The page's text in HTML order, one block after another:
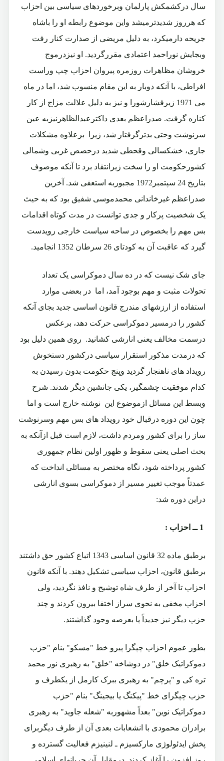
سال درکشمکش پارلمان وبرخوردهای سیاسی بین احزاب
که هرروز شدیدترمیشد واین موضوع رابطه او را باشاه
جریحه دارمیکرد، به دلیل مریضی از صدارت کنار رفت
وبجایش نوراحمد اعتمادی مقررگردید. او نیزدرموج
خروشان مظاهرات روزمره پیروان احزاب چپ وراست
افراطی، با آنکه دوبار به این مقام منسوب شد، اما در ماه
می 1971 زیرفشارشورا و نیز به دلیل علالت مزاج از کار
کناره گرفت. صدراعظم بعدی داکترعبدالظاهرنیزبه عین
سرنوشت وحتی بدترگرفتار شد، زیرا برعلاوه مشکلات
جاری، خشکسالی وقحطی شدید درحصص غربی وشمالی
کشورحکومت او را سخت زیرانتقاد برد تا آنکه موصوف
بتاریخ 24 سپتمبر1972 مجبوربه استعفی شد. آخرین
صدراعظم غیرخاندانی محمدموسی شفیق بود که به حیث
یک شخصیت پرکار و جدی توانست در مدت کوتاه اقدامات
بس مهم را بخصوص در ساحه سیاست خارجی رویدست
گیرد که عاقبت آن به کودتای 26 سرطان 1352 انجامید.
جای شک نیست که در ده سال دموکراسی یک تعداد
تحولات مثبت و مهم بوجود آمد، اما در بعضی موارد
استفاده از ارزشهای مندرج قانون اساسی جدید بجای آنکه
کشور را درمسیر دموکراسی حرکت دهد، برعکس
درسمت مخالف یعنی انارشی کشانید. روی همین دلیل بود
که درمدت مذکور استقرار سیاسی درکشور دستخوش
رویداد های ناهنجار گردید وپنج حکومت بدون رسیدن به
کدام موفقیت چشمگیر، یکی جانشین دیگر شدند. شرح
وبسط این مسائل ازموضوع این نوشته خارج است و اما
چون این دوره درقبال خود رویداد های بس مهم وسرنوشت
ساز را برای کشور ومردم داشت، لازم است قبل ازآنکه به
بحث اصلی یعنی سقوط و ظهور اولین نظام جمهوری
کشور پرداخته شود، نگاه مختصر به مسائلی انداخت که
عمدتاً موجب تغییر مسیر از دموکراسی بسوی انارشی
دراین دوره شد:
1 ــ احزاب :
برطبق ماده 32 قانون اساسی 1343 اتباع کشور حق داشتند
برطبق قانون، احزاب سیاسی تشکیل دهند. با آنکه قانون
احزاب تا آخر از طرف شاه توشیح و نافذ نگردید، ولی
احزاب مخفی به نحوی سراز اختفا بیرون کردند و چند
حزب دیگر نیز جدیداً پا بعرصه وجود گذاشتند.
بطور عموم احزاب چپگرا پیرو خط "مسکو" بنام "حزب
دموکراتیک خلق" در دوشاخه "خلق" به رهبری نور محمد
تره کی و "پرچم" به رهبری ببرک کارمل از یکطرف و
حزب چپگرای خط "پیکنگ یا بیجینگ" بنام "حزب
دموکراتیک نوین" بعداً مشهوربه "شعله جاوید" به رهبری
برادران محمودی با انشعابات بعدی آن از طرف دیگربرای
پخش ایدئولوژی مارکسیزم ـ لنینیزم فعالیت گسترده و